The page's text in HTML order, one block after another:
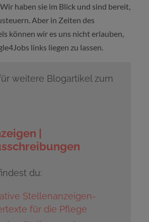
haben sie im Blick und sind bereit,
Aber in Zeiten des
können wir es uns nicht erlauben,
links liegen zu lassen.
weitere Blogartikel zum
|
du:
Stellenanzeigen-
für die Pflege